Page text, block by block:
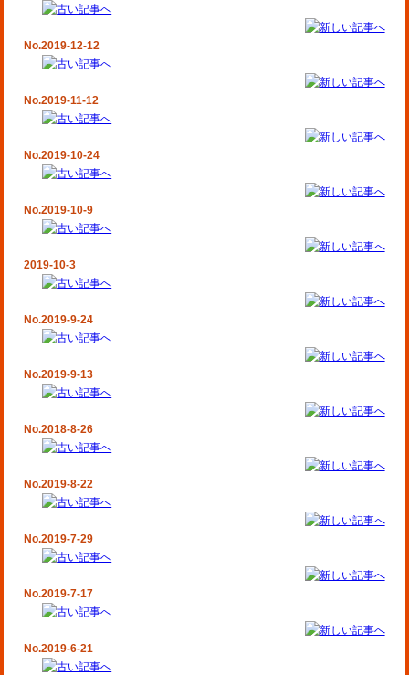
No.2019-12-12
No.2019-11-12
No.2019-10-24
No.2019-10-9
2019-10-3
No.2019-9-24
No.2019-9-13
No.2018-8-26
No.2019-8-22
No.2019-7-29
No.2019-7-17
No.2019-6-21